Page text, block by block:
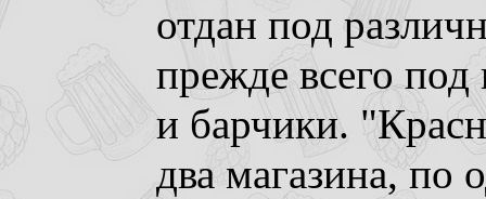
отдан под
прежде всего под
и барчики.
два магазина, по